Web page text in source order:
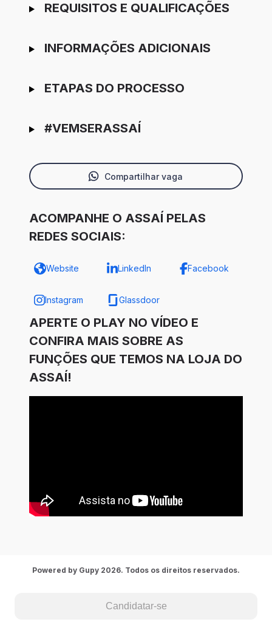
REQUISITOS E QUALIFICAÇÕES
INFORMAÇÕES ADICIONAIS
ETAPAS DO PROCESSO
#VEMSERASSAÍ
Compartilhar vaga
ACOMPANHE O ASSAÍ PELAS
REDES SOCIAIS:
Website LinkedIn Facebook
Instagram Glassdoor
APERTE O PLAY NO VÍDEO E
CONFIRA MAIS SOBRE AS
FUNÇÕES QUE TEMOS NA LOJA DO
ASSAÍ!
Candidatar-se
Powered by Gupy 2026. Todos os direitos reservados.